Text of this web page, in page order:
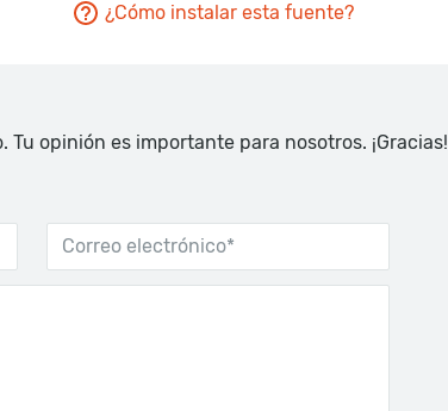
¿Cómo instalar esta fuente?
opinión es importante para nosotros. ¡Gracias!